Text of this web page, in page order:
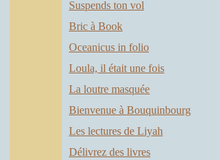
Suspends ton vol
Bric à Book
Oceanicus in folio
Loula, il était une fois
La loutre masquée
Bienvenue à Bouquinbourg
Les lectures de Liyah
Délivrez des livres